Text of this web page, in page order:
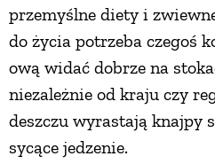
przemyślne diety i
do życia potrzeba czegoś
ową widać dobrze na
niezależnie od kraju czy
deszczu wyrastają knajpy
sycące jedzenie.